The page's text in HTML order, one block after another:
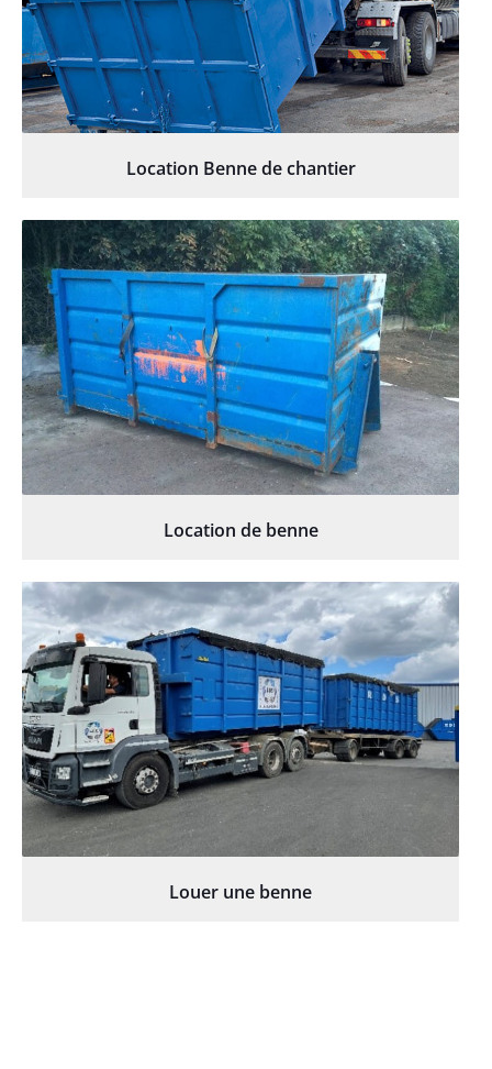
Location Benne de chantier
Location de benne
Louer une benne